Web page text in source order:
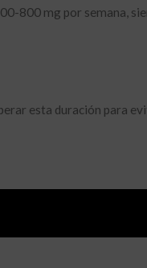
800 mg por semana,
esta duración para
secundarios. Algunos de